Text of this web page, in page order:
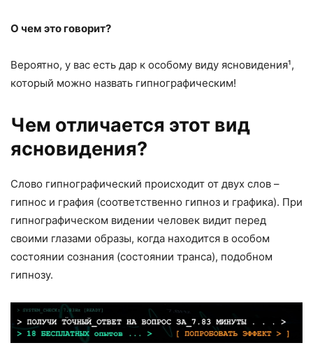
О чем это говорит?
Вероятно, у вас есть дар к особому виду ясновидения¹,
который можно назвать гипнографическим!
Чем отличается этот вид
ясновидения?
Слово гипнографический происходит от двух слов –
гипнос и графия (соответственно гипноз и графика). При
гипнографическом видении человек видит перед
своими глазами образы, когда находится в особом
состоянии сознания (состоянии транса), подобном
гипнозу.